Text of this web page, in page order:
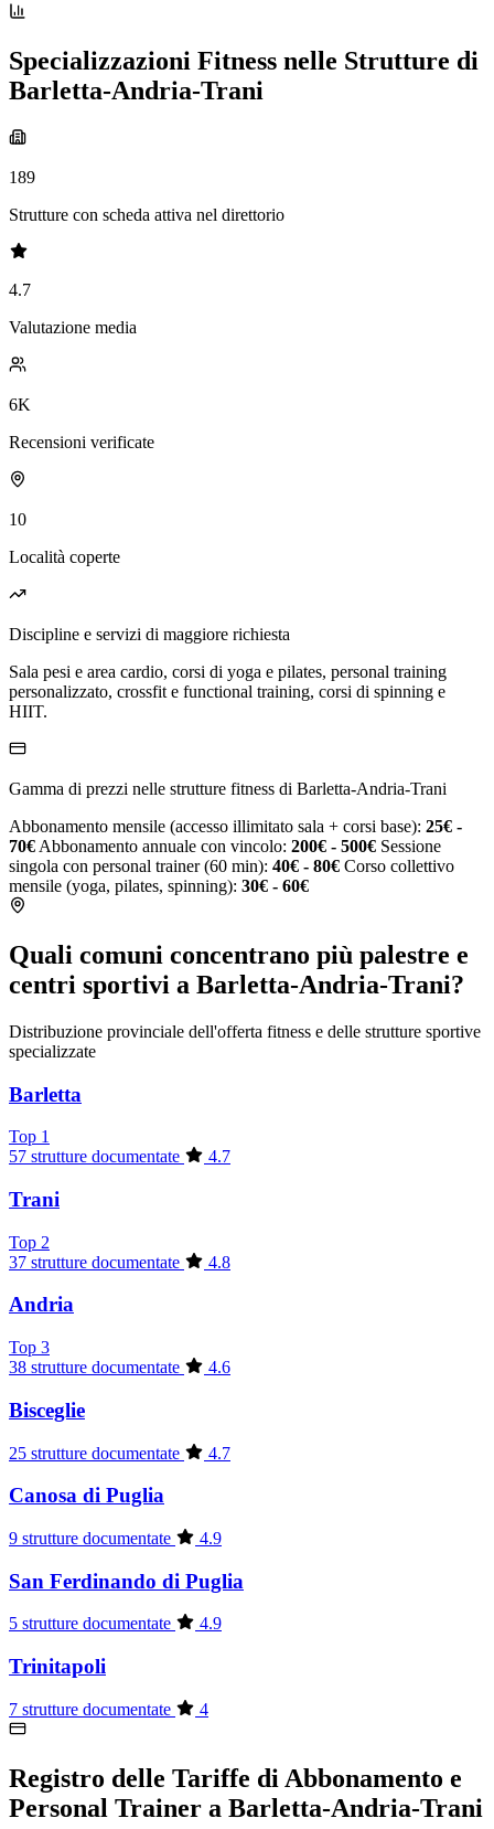
Specializzazioni Fitness nelle Strutture di
Barletta-Andria-Trani
189
Strutture con scheda attiva nel direttorio
4.7
Valutazione media
6K
Recensioni verificate
10
Località coperte
Discipline e servizi di maggiore richiesta
Sala pesi e area cardio, corsi di yoga e pilates, personal training
personalizzato, crossfit e functional training, corsi di spinning e
HIIT.
Gamma di prezzi nelle strutture fitness di Barletta-Andria-Trani
Abbonamento mensile (accesso illimitato sala + corsi base): 25€ -
70€ Abbonamento annuale con vincolo: 200€ - 500€ Sessione
singola con personal trainer (60 min): 40€ - 80€ Corso collettivo
mensile (yoga, pilates, spinning): 30€ - 60€
Quali comuni concentrano più palestre e
centri sportivi a Barletta-Andria-Trani?
Distribuzione provinciale dell'offerta fitness e delle strutture sportive
specializzate
Barletta
Top 1
57 strutture documentate
4.7
Trani
Top 2
37 strutture documentate
4.8
Andria
Top 3
38 strutture documentate
4.6
Bisceglie
25 strutture documentate 4.7
Canosa di Puglia
9 strutture documentate 4.9
San Ferdinando di Puglia
5 strutture documentate 4.9
Trinitapoli
7 strutture documentate 4
Registro delle Tariffe di Abbonamento e
Personal Trainer a Barletta-Andria-Trani